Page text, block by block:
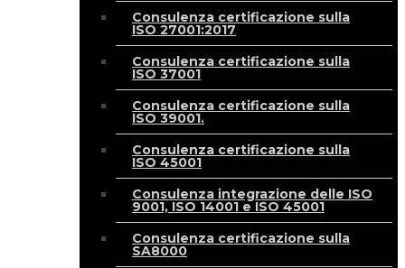
Consulenza certificazione sulla
ISO 27001:2017
Consulenza certificazione sulla
ISO 37001
Consulenza certificazione sulla
ISO 39001.
Consulenza certificazione sulla
ISO 45001
Consulenza integrazione delle ISO
9001, ISO 14001 e ISO 45001
Consulenza certificazione sulla
SA8000